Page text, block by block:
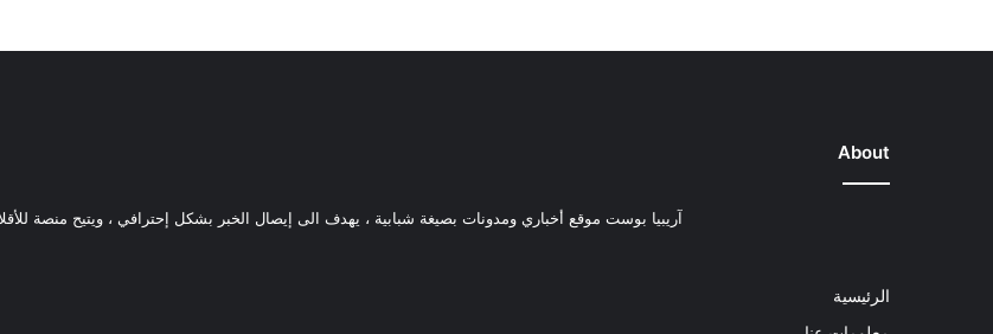
ت
ة
About
آريبيا بوست موقع أخباري ومدونات بصيغة شبابية ، يهدف الى إيصال الخبر بشكل إحترافي ، ويتيح منصة
الرئيسية